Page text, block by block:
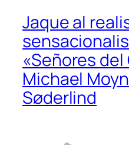
Jaque al
«Señores del
Michael
Søderlind